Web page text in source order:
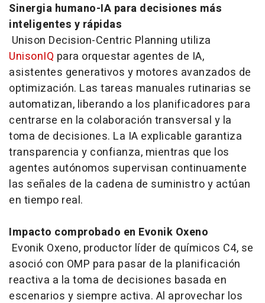
Sinergia humano-IA para decisiones más
inteligentes y rápidas
Unison Decision-Centric Planning utiliza
UnisonIQ para orquestar agentes de IA,
asistentes generativos y motores avanzados de
optimización. Las tareas manuales rutinarias se
automatizan, liberando a los planificadores para
centrarse en la colaboración transversal y la
toma de decisiones. La IA explicable garantiza
transparencia y confianza, mientras que los
agentes autónomos supervisan continuamente
las señales de la cadena de suministro y actúan
en tiempo real.
Impacto comprobado en Evonik Oxeno
Evonik Oxeno, productor líder de químicos C4, se
asoció con OMP para pasar de la planificación
reactiva a la toma de decisiones basada en
escenarios y siempre activa. Al aprovechar los